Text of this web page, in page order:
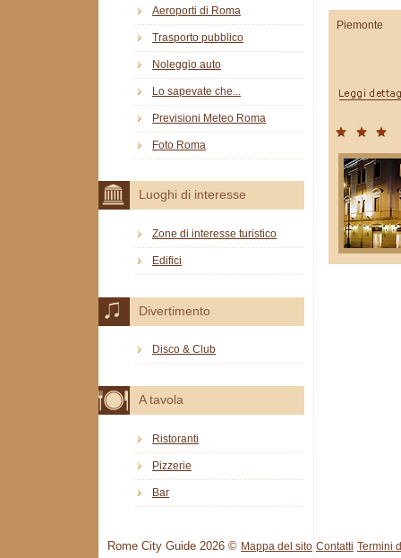
Piemonte
Aeroporti di Roma
Trasporto pubblico
Noleggio auto
Lo sapevate che...
Previsioni Meteo Roma
Foto Roma
Luoghi di interesse
Zone di interesse turistico
Edifici
Divertimento
Disco & Club
A tavola
Ristoranti
Pizzerie
Bar
Rome City Guide 2026 © Mappa del sito Contatti Termini